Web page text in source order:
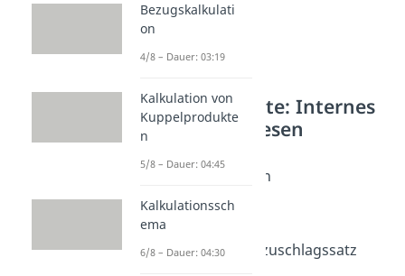
Weitere Inhalte: Internes
Rechnungswesen
Handelskalkulation
Handelskalkulation
Handlungskosten
Dauer: 04:00
Handlungskostenzuschlagssatz
Bezugskalkulati
on
4/8 – Dauer: 03:19
Kalkulation von
Kuppelprodukte
n
5/8 – Dauer: 04:45
Kalkulationssch
ema
6/8 – Dauer: 04:30